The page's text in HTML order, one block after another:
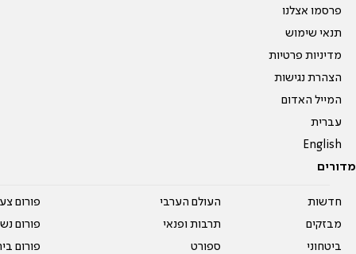
פרסמו אצלנו
תנאי שימוש
מדיניות פרטיות
הצהרת נגישות
המייל האדום
עברית
English
מדורים
חדשות
מבזקים
ביטחוני
העולם הערבי
תרבות ופנאי
ספורט
פורום
פורום
פורום